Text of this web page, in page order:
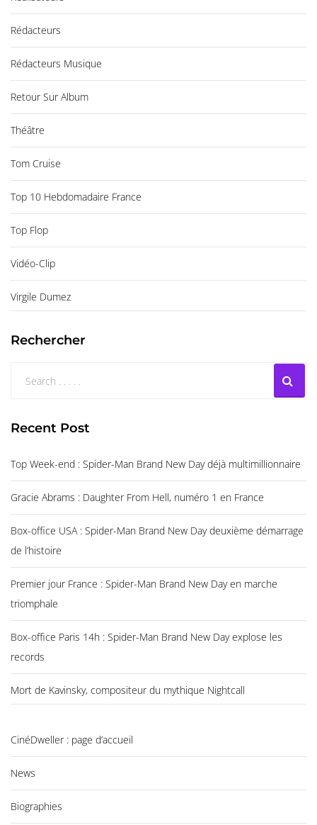
Rédacteurs
Rédacteurs Musique
Retour Sur Album
Théâtre
Tom Cruise
Top 10 Hebdomadaire France
Top Flop
Vidéo-Clip
Virgile Dumez
Rechercher
Recent Post
Top Week-end : Spider-Man Brand New Day déjà multimillionnaire
Gracie Abrams : Daughter From Hell, numéro 1 en France
Box-office USA : Spider-Man Brand New Day deuxième démarrage
de l’histoire
Premier jour France : Spider-Man Brand New Day en marche
triomphale
Box-office Paris 14h : Spider-Man Brand New Day explose les
records
Mort de Kavinsky, compositeur du mythique Nightcall
CinéDweller : page d’accueil
News
Biographies